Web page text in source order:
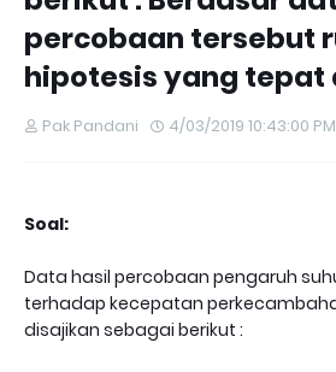
percobaan tersebut
hipotesis yang tepat
Pak Pandani 4/03/2019 10:43:00 PM
Soal:
Data hasil percobaan pengaruh
terhadap kecepatan
disajikan sebagai berikut :